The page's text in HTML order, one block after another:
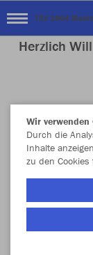
TSV 1864
Herzlich
Nachhaltig
Wir verwenden
Durch die
Inhalte
zu den